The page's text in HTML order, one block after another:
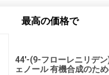
最高の価格で
44'-(9-フローレニリデン
ェノール 有機合成のた